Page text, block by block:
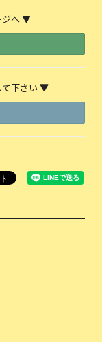
ジへ ▼
て下さい ▼